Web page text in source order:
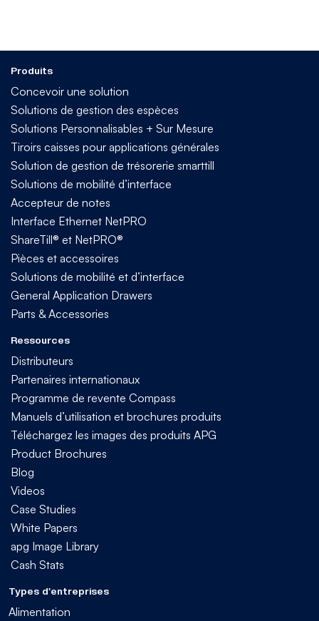
Produits
Concevoir une solution
Solutions de gestion des espèces
Solutions Personnalisables + Sur Mesure
Tiroirs caisses pour applications générales
Solution de gestion de trésorerie smarttill
Solutions de mobilité d’interface
Accepteur de notes
Interface Ethernet NetPRO
ShareTill® et NetPRO®
Pièces et accessoires
Solutions de mobilité et d’interface
General Application Drawers
Parts & Accessories
Ressources
Distributeurs
Partenaires internationaux
Programme de revente Compass
Manuels d’utilisation et brochures produits
Téléchargez les images des produits APG
Product Brochures
Blog
Videos
Case Studies
White Papers
apg Image Library
Cash Stats
Types d'entreprises
Alimentation